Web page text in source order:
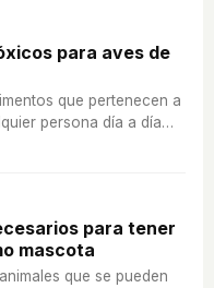
para aves de
que pertenecen a
persona día a día
tóxicos para un ave y
para tener
mascota
que se pueden